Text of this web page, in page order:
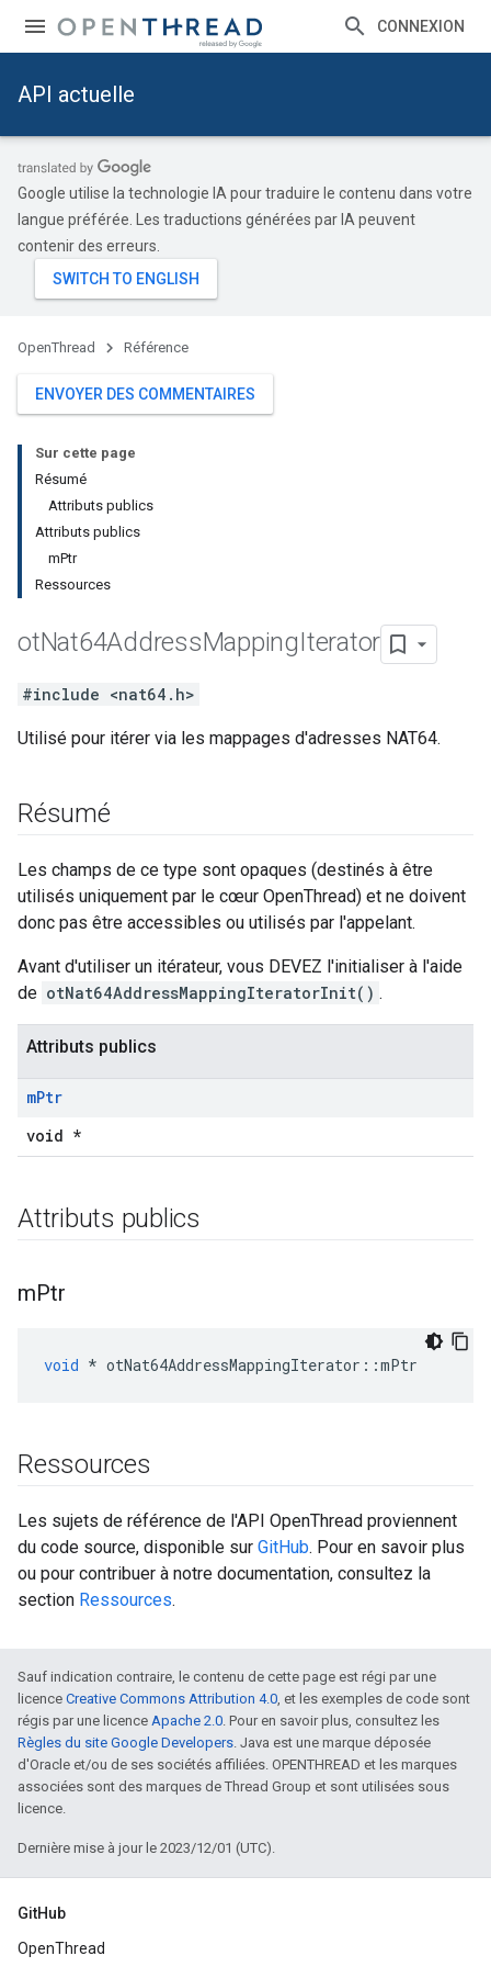
CONNEXION
API actuelle
Google utilise la technologie IA pour traduire le contenu dans votre
langue préférée. Les traductions générées par IA peuvent
contenir des erreurs.
OpenThread Référence
ENVOYER DES COMMENTAIRES
Sur cette page
Résumé
Attributs publics
Attributs publics
mPtr
Ressources
otNat64AddressMappingIterator
#include <nat64.h>
Utilisé pour itérer via les mappages d'adresses NAT64.
Résumé
Les champs de ce type sont opaques (destinés à être
utilisés uniquement par le cœur OpenThread) et ne doivent
donc pas être accessibles ou utilisés par l'appelant.
Avant d'utiliser un itérateur, vous DEVEZ l'initialiser à l'aide
de otNat64AddressMappingIteratorInit() .
Attributs publics
mPtr
void *
Attributs publics
mPtr
void * otNat64AddressMappingIterator ::mPtr
Ressources
Les sujets de référence de l'API OpenThread proviennent
du code source, disponible sur GitHub. Pour en savoir plus
ou pour contribuer à notre documentation, consultez la
section Ressources.
Sauf indication contraire, le contenu de cette page est régi par une
licence Creative Commons Attribution 4.0, et les exemples de code sont
régis par une licence Apache 2.0. Pour en savoir plus, consultez les
Règles du site Google Developers. Java est une marque déposée
d'Oracle et/ou de ses sociétés affiliées. OPENTHREAD et les marques
associées sont des marques de Thread Group et sont utilisées sous
licence.
Dernière mise à jour le 2023/12/01 (UTC).
GitHub
OpenThread